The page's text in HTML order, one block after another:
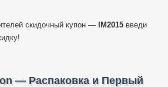
скидочный купон — IM2015 введи
— Распаковка и Первый